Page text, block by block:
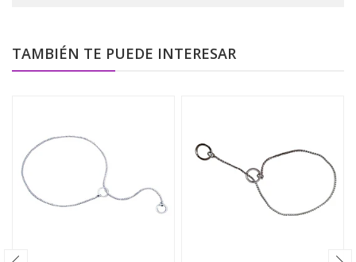
TAMBIÉN TE PUEDE INTERESAR